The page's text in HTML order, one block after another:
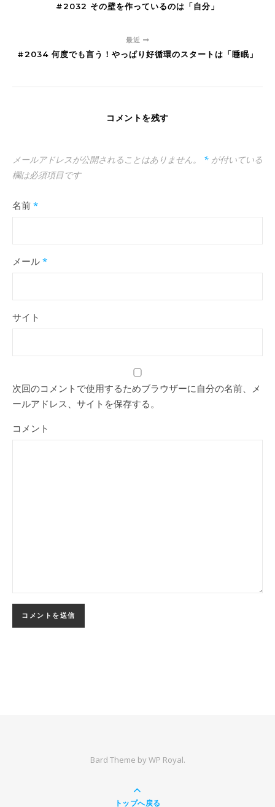
#2032 その壁を作っているのは「自分」
最近
#2034 何度でも言う！やっぱり好循環のスタートは「睡眠」
コメントを残す
メールアドレスが公開されることはありません。 * が付いている
欄は必須項目です
名前 *
メール *
サイト
次回のコメントで使用するためブラウザーに自分の名前、メ
ールアドレス、サイトを保存する。
コメント
Bard Theme byWP Royal.
トップへ戻る